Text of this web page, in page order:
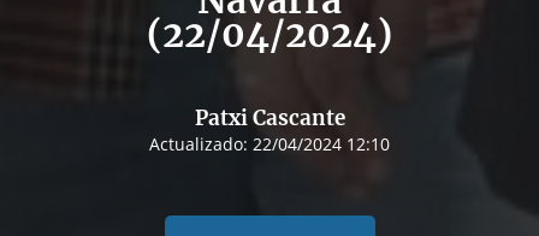
(22/04/2024)
Patxi Cascante
Actualizado: 22/04/2024 12:10